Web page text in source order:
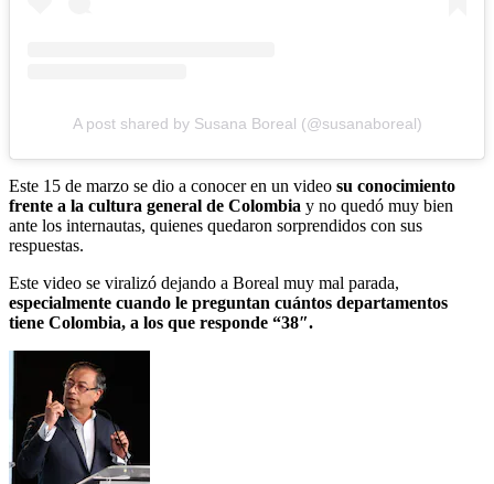
A post shared by Susana Boreal (@susanaboreal)
Este 15 de marzo se dio a conocer en un video su conocimiento
frente a la cultura general de Colombia y no quedó muy bien
ante los internautas, quienes quedaron sorprendidos con sus
respuestas.
Este video se viralizó dejando a Boreal muy mal parada,
especialmente cuando le preguntan cuántos departamentos
tiene Colombia, a los que responde “38″.